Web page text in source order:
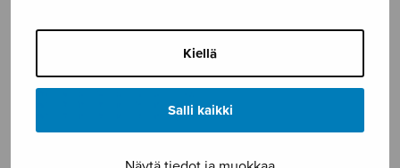
Kiellä
Salli kaikki